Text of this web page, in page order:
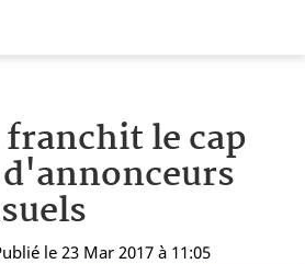
le cap
le 23 Mar 2017 à 11:05